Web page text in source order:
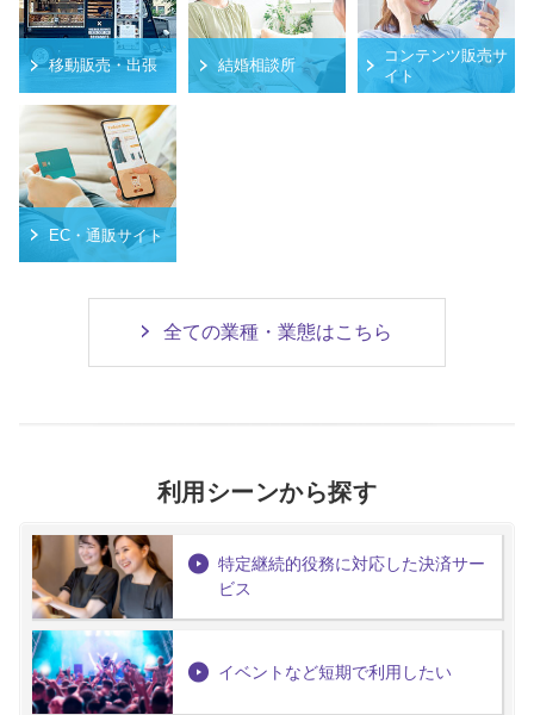
移動販売・出張 結婚相談所
コンテンツ販売サ
イト
EC・通販サイト
全ての業種・業態はこちら
利用シーンから探す
特定継続的役務に対応した決済サー
ビス
イベントなど短期で利用したい